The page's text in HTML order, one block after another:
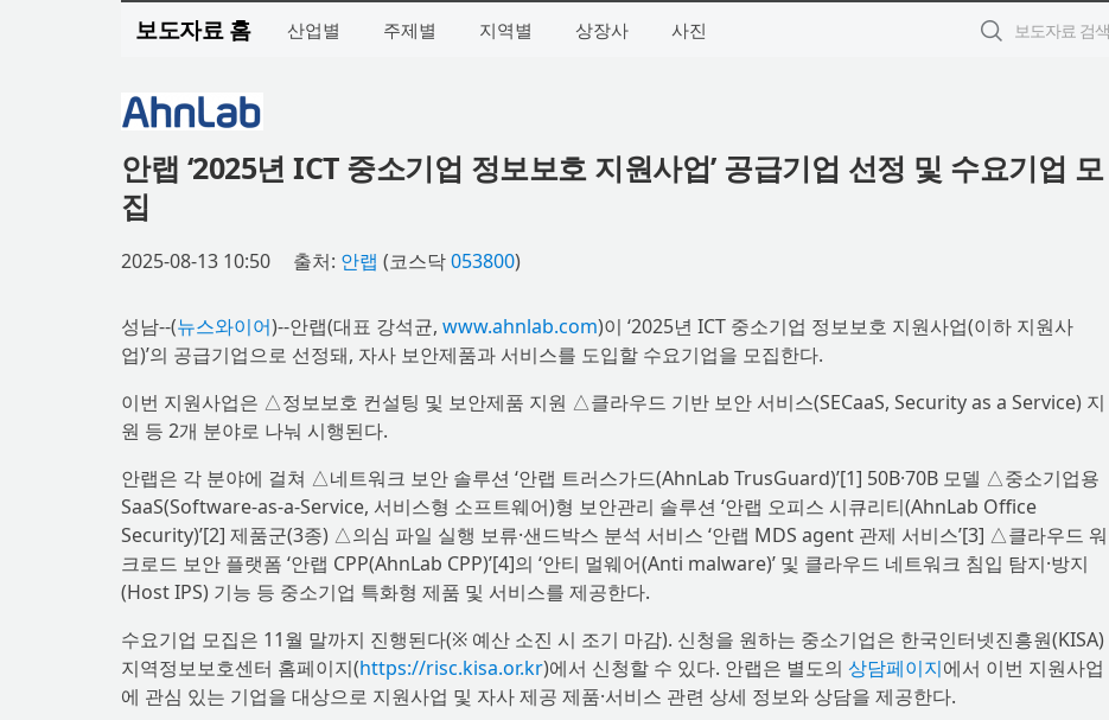
보도자료 홈 산업별 주제별 지역별 상장사 사진
안랩 ‘2025년 ICT 중소기업 정보보호 지원사업’ 공급기업 선정 및 수요기업 모
집
2025-08-13 10:50 출처: 안랩 (코스닥053800)
성남--(뉴스와이어)--안랩(대표 강석균, www.ahnlab.com)이 ‘2025년 ICT 중소기업 정보보호 지원사업(이하 지원사
업)’의 공급기업으로 선정돼, 자사 보안제품과 서비스를 도입할 수요기업을 모집한다.
이번 지원사업은 △정보보호 컨설팅 및 보안제품 지원 △클라우드 기반 보안 서비스(SECaaS, Security as a Service) 지
원 등 2개 분야로 나눠 시행된다.
안랩은 각 분야에 걸쳐 △네트워크 보안 솔루션 ‘안랩 트러스가드(AhnLab TrusGuard)’[1] 50B·70B 모델 △중소기업용
SaaS(Software-as-a-Service, 서비스형 소프트웨어)형 보안관리 솔루션 ‘안랩 오피스 시큐리티(AhnLab Office
Security)’[2] 제품군(3종) △의심 파일 실행 보류·샌드박스 분석 서비스 ‘안랩 MDS agent 관제 서비스’[3] △클라우드 워
크로드 보안 플랫폼 ‘안랩 CPP(AhnLab CPP)’[4]의 ‘안티 멀웨어(Anti malware)’ 및 클라우드 네트워크 침입 탐지·방지
(Host IPS) 기능 등 중소기업 특화형 제품 및 서비스를 제공한다.
수요기업 모집은 11월 말까지 진행된다(※ 예산 소진 시 조기 마감). 신청을 원하는 중소기업은 한국인터넷진흥원(KISA)
지역정보보호센터 홈페이지(https://risc.kisa.or.kr)에서 신청할 수 있다. 안랩은 별도의 상담페이지에서 이번 지원사업
에 관심 있는 기업을 대상으로 지원사업 및 자사 제공 제품·서비스 관련 상세 정보와 상담을 제공한다.